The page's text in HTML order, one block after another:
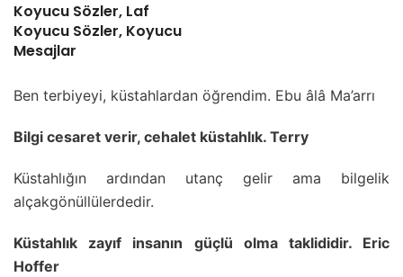
Koyucu Sözler, Laf
Koyucu Sözler, Koyucu
Mesajlar
Ben terbiyeyi, küstahlardan öğrendim. Ebu âlâ Ma’arrı
Bilgi cesaret verir, cehalet küstahlık. Terry
Küstahlığın ardından utanç gelir ama bilgelik
alçakgönüllülerdedir.
Küstahlık zayıf insanın güçlü olma taklididir. Eric
Hoffer